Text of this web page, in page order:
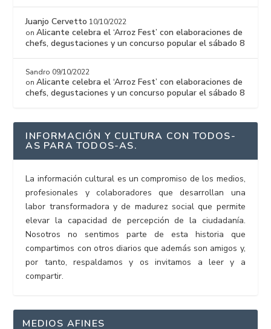
Juanjo Cervetto 10/10/2022
onAlicante celebra el ‘Arroz Fest’ con elaboraciones de
chefs, degustaciones y un concurso popular el sábado 8
Sandro 09/10/2022
onAlicante celebra el ‘Arroz Fest’ con elaboraciones de
chefs, degustaciones y un concurso popular el sábado 8
INFORMACIÓN Y CULTURA CON TODOS-
AS PARA TODOS-AS.
La información cultural es un compromiso de los medios,
profesionales y colaboradores que desarrollan una
labor transformadora y de madurez social que permite
elevar la capacidad de percepción de la ciudadanía.
Nosotros no sentimos parte de esta historia que
compartimos con otros diarios que además son amigos y,
por tanto, respaldamos y os invitamos a leer y a
compartir.
MEDIOS AFINES